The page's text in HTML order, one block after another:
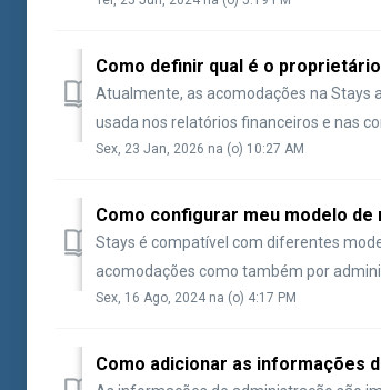
Como definir qual é o
Atualmente, as acomodações na Stays
usada nos relatórios financeiros e nas
Sex, 23 Jan, 2026 na (o) 10:27 AM
Como configurar meu modelo
Stays é compatível com diferentes
acomodações como também por
Sex, 16 Ago, 2024 na (o) 4:17 PM
Como adicionar as informações